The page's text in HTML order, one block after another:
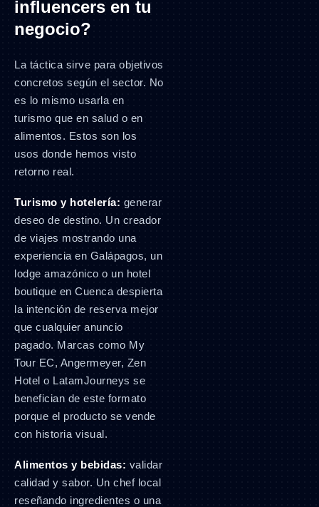
influencers en tu
negocio?
La táctica sirve para objetivos
concretos según el sector. No
es lo mismo usarla en
turismo que en salud o en
alimentos. Estos son los
usos donde hemos visto
retorno real.
Turismo y hotelería: generar
deseo de destino. Un creador
de viajes mostrando una
experiencia en Galápagos, un
lodge amazónico o un hotel
boutique en Cuenca despierta
la intención de reserva mejor
que cualquier anuncio
pagado. Marcas como My
Tour EC, Angermeyer, Zen
Hotel o LatamJourneys se
benefician de este formato
porque el producto se vende
con historia visual.
Alimentos y bebidas: validar
calidad y sabor. Un chef local
reseñando ingredientes o una